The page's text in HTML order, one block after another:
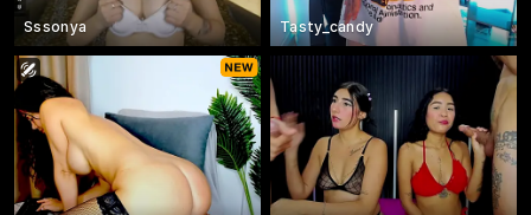
Sssonya Tasty_candy